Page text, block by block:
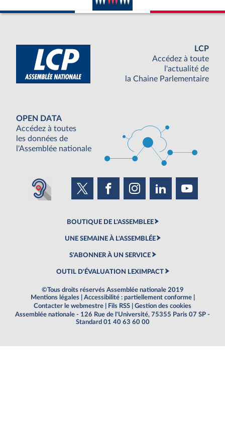
LCP
Accédez à toute
l'actualité de
la Chaine Parlementaire
OPEN DATA
Accédez à toutes
les données de
l'Assemblée nationale
BOUTIQUE DE L'ASSEMBLEE
UNE SEMAINE À L'ASSEMBLÉE
S'ABONNER À UN SERVICE
OUTIL D'ÉVALUATION LEXIMPACT
©Tous droits réservés Assemblée nationale 2019
Mentions légales
Accessibilité : partiellement conforme
Contacter le webmestre
Fils RSS
Gestion des cookies
Assemblée nationale - 126 Rue de l'Université, 75355 Paris 07 SP -
Standard 01 40 63 60 00